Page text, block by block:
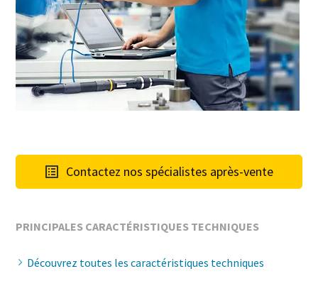
Contactez nos spécialistes après-vente
PRINCIPALES CARACTÉRISTIQUES TECHNIQUES
Découvrez toutes les caractéristiques techniques